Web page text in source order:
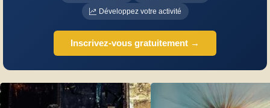
Développez votre activité
Inscrivez-vous gratuitement →